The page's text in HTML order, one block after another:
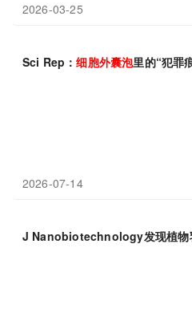
2026-03-25
Sci Rep：细胞外囊泡里的“犯罪
2026-07-14
J Nanobiotechnology发现植物